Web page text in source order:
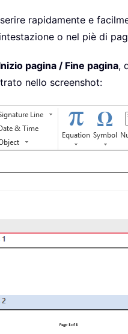
rapidamente e
o nel piè di
pagina / Fine pagina,
nello screenshot: